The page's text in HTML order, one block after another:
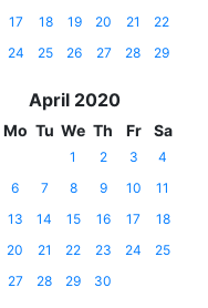
17 18 19 20 21
22
24 25 26 27 28 29
April 2020
Mo Tu We Th Fr Sa
1 2 3
4
6 7 8 9 10
11
13 14 15 16 17
18
20 21 22 23 24
25
27 28 29 30